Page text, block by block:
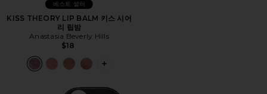
베스트 셀러
KISS THEORY LIP BALM 키스 시어
리 립밤
Anastasia Beverly Hills
$18
PLUS ICON TO SEE MORE OPTIONS